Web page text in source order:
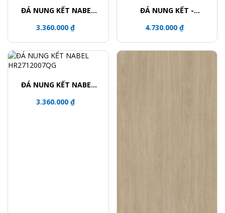
ĐÁ NUNG KẾT NABEL
3.360.000 ₫
ĐÁ NUNG KẾT -
4.730.000 ₫
ĐÁ NUNG KẾT NABEL
3.360.000 ₫